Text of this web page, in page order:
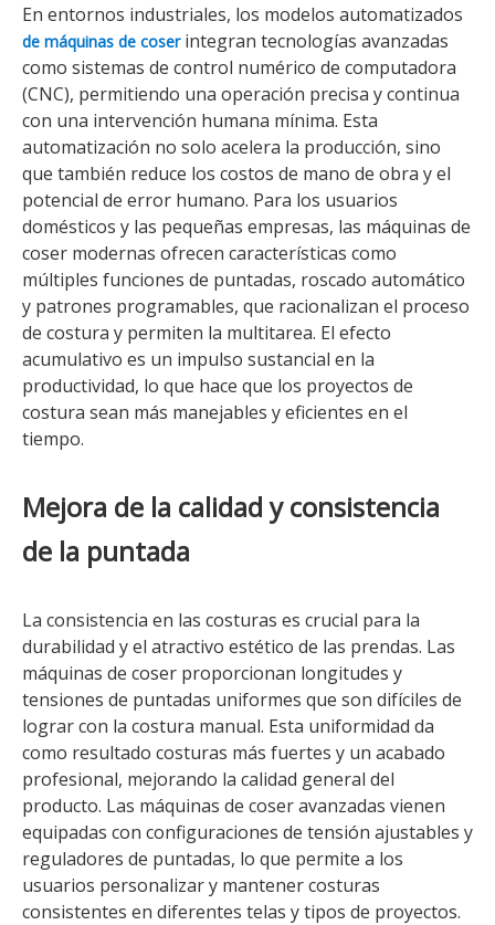
En entornos industriales, los modelos automatizados
de máquinas de coser integran tecnologías avanzadas
como sistemas de control numérico de computadora
(CNC), permitiendo una operación precisa y continua
con una intervención humana mínima. Esta
automatización no solo acelera la producción, sino
que también reduce los costos de mano de obra y el
potencial de error humano. Para los usuarios
domésticos y las pequeñas empresas, las máquinas de
coser modernas ofrecen características como
múltiples funciones de puntadas, roscado automático
y patrones programables, que racionalizan el proceso
de costura y permiten la multitarea. El efecto
acumulativo es un impulso sustancial en la
productividad, lo que hace que los proyectos de
costura sean más manejables y eficientes en el
tiempo.
Mejora de la calidad y consistencia
de la puntada
La consistencia en las costuras es crucial para la
durabilidad y el atractivo estético de las prendas. Las
máquinas de coser proporcionan longitudes y
tensiones de puntadas uniformes que son difíciles de
lograr con la costura manual. Esta uniformidad da
como resultado costuras más fuertes y un acabado
profesional, mejorando la calidad general del
producto. Las máquinas de coser avanzadas vienen
equipadas con configuraciones de tensión ajustables y
reguladores de puntadas, lo que permite a los
usuarios personalizar y mantener costuras
consistentes en diferentes telas y tipos de proyectos.